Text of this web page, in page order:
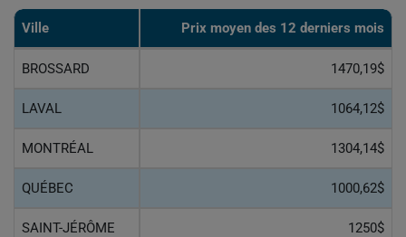
Ville Prix ​​moyen des 12 derniers mois
BROSSARD 1470,19$
LAVAL 1064,12$
MONTRÉAL 1304,14$
QUÉBEC 1000,62$
SAINT-JÉRÔME 1250$